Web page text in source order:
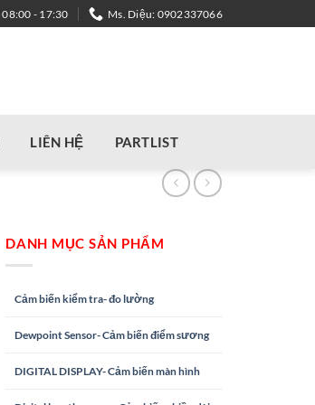
08:00 - 17:30 Ms. Diệu: 0902337066
LIÊN HỆ PARTLIST
DANH MỤC SẢN PHẨM
Cảm biến kiểm tra- đo lường
Dewpoint Sensor- Cảm biến điểm sương
DIGITAL DISPLAY- Cảm biến màn hình